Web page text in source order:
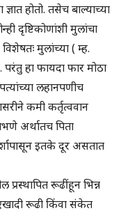
होतो. तसेच बाल्याच्या
दृष्टिकोणांशी मुलांचा
मुलांच्या ( म्ह.
हा फायदा फार मोठा
लहानपणीच
कमी कर्तृत्ववान
अर्थातच पिता
इतके दूर असतात
रूढींहून भिन्न
रूढी किंवा संकेत